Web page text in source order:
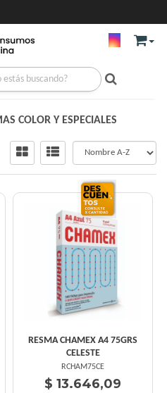
COLOR Y ESPECIALES
RESMA CHAMEX A4 75GRS
CELESTE
RCHAM75CE
$ 13.646,09